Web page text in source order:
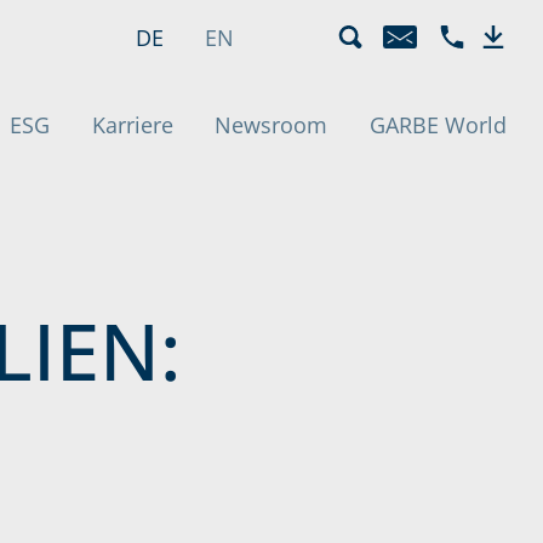
|
Sprachmenü
DEAktivEN E-MAIL
ESG Karriere Newsroom GARBE World